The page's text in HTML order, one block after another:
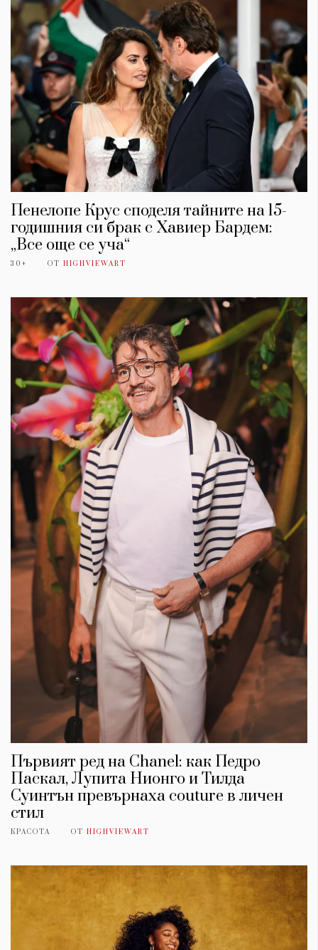
Пенелопе Крус споделя тайните на 15-
годишния си брак с Хавиер Бардем:
„Все още се уча“
30+ ОТ HIGHVIEWART
Първият ред на Chanel: как Педро
Паскал, Лупита Нионго и Тилда
Суинтън превърнаха couture в личен
стил
КРАСОТА ОТ HIGHVIEWART